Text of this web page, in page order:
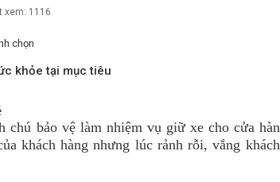
xem: 1116
chọn
khỏe tại mục tiêu
chú bảo vệ làm nhiệm vụ giữ xe cho cửa
khách hàng nhưng lúc rảnh rỗi, vắng